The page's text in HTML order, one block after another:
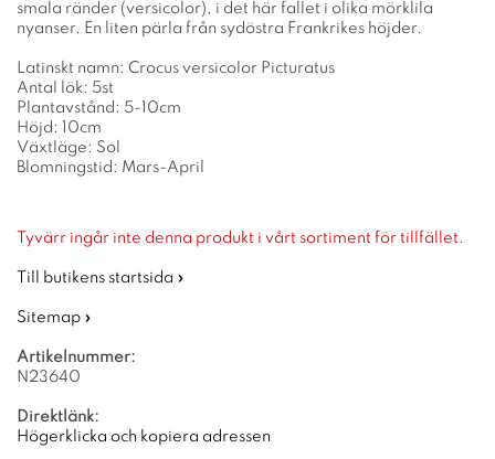
smala ränder (versicolor), i det här fallet i olika mörklila
nyanser. En liten pärla från sydöstra Frankrikes höjder.
Latinskt namn: Crocus versicolor Picturatus
Antal lök: 5st
Plantavstånd: 5-10cm
Höjd: 10cm
Växtläge: Sol
Blomningstid: Mars-April
Tyvärr ingår inte denna produkt i vårt sortiment för tillfället.
Till butikens startsida »
Sitemap »
Artikelnummer:
N23640
Direktlänk:
Högerklicka och kopiera adressen